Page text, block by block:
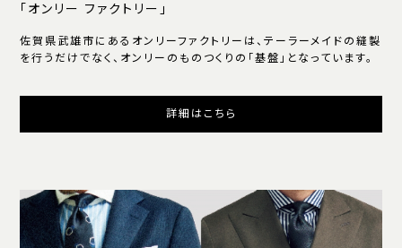
「オンリー ファクトリー」
佐賀県武雄市にあるオンリーファクトリーは、テーラーメイドの縫製
を行うだけでなく、オンリーのものつくりの「基盤」となっています。
詳細はこちら